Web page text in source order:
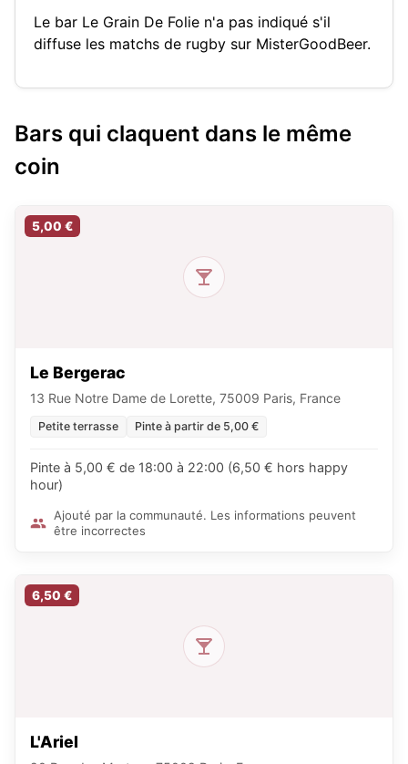
Le bar Le Grain De Folie n'a pas indiqué s'il
diffuse les matchs de rugby sur MisterGoodBeer.
Bars qui claquent dans le même
coin
5,00 €
Le Bergerac
13 Rue Notre Dame de Lorette, 75009 Paris, France
Petite terrasse Pinte à partir de 5,00 €
Pinte à 5,00 € de 18:00 à 22:00 (6,50 € hors happy
hour)
Ajouté par la communauté. Les informations peuvent
être incorrectes
6,50 €
L'Ariel